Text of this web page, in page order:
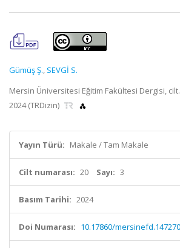
Gümüş Ş., SEVGİ S.
Mersin Üniversitesi Eğitim Fakültesi Dergisi,
2024 (TRDizin)
Yayın Türü: Makale / Tam Makale
Cilt numarası: 20 Sayı: 3
Basım Tarihi: 2024
Doi Numarası: 10.17860/